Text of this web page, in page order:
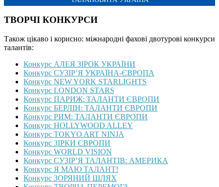
ТВОРЧІ КОНКУРСИ
Також цікаво і корисно: міжнародні фахові двотурові конкурси
талантів:
Конкурс АЛЕЯ ЗІРОК УКРАЇНИ
Конкурс СУЗІР’Я УКРАЇНА-ЄВРОПА
Конкурс NEW YORK STARLIGHTS
Конкурс LONDON STARS
Конкурс ПАРИЖ: ТАЛАНТИ ЄВРОПИ
Конкурс БЕРЛІН: ТАЛАНТИ ЄВРОПИ
Конкурс РИМ: ТАЛАНТИ ЄВРОПИ
Конкурс HOLLYWOOD ALLEY
Конкурс TOKYO ART NINJA
Конкурс ЗІРКИ ЄВРОПИ
Конкурс WORLD VISION
Конкурс СУЗІР’Я ТАЛАНТІВ: АМЕРИКА
Конкурс Я МАЮ ТАЛАНТ!
Конкурс ЗОРЯНИЙ ШЛЯХ